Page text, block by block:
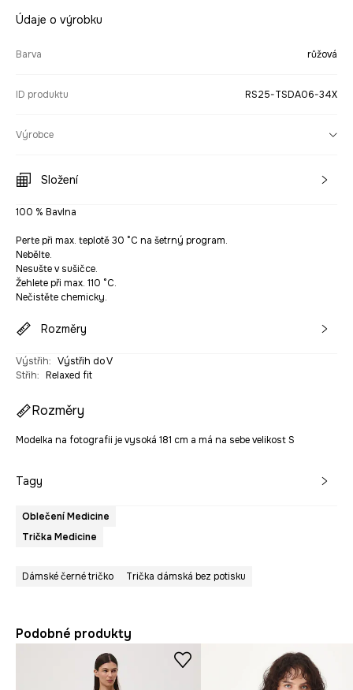
Údaje o výrobku
Barva růžová
ID produktu RS25-TSDA06-34X
Výrobce
Složení
100 % Bavlna
Perte při max. teplotě 30 °C na šetrný program.
Nebělte.
Nesušte v sušičce.
Žehlete při max. 110 °C.
Nečistěte chemicky.
Rozměry
Výstřih: Výstřih do V
Střih: Relaxed fit
Rozměry
Modelka na fotografii je vysoká 181 cm a má na sebe velikost S
Tagy
Oblečení Medicine
Trička Medicine
Dámské černé tričko Trička dámská bez potisku
Podobné produkty